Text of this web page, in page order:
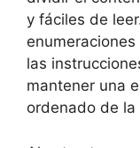
y fáciles de
las
mantener una
ordenado de